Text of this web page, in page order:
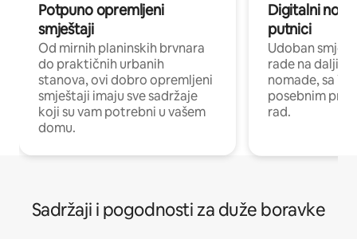
Potpuno opremljeni
smještaji
Od mirnih planinskih brvnara
do praktičnih urbanih
stanova, ovi dobro opremljeni
smještaji imaju sve sadržaje
koji su vam potrebni u vašem
domu.
Digitalni
putnici
Udoban
rade na
nomade, sa
posebnim
rad.
Sadržaji i pogodnosti za duže boravke